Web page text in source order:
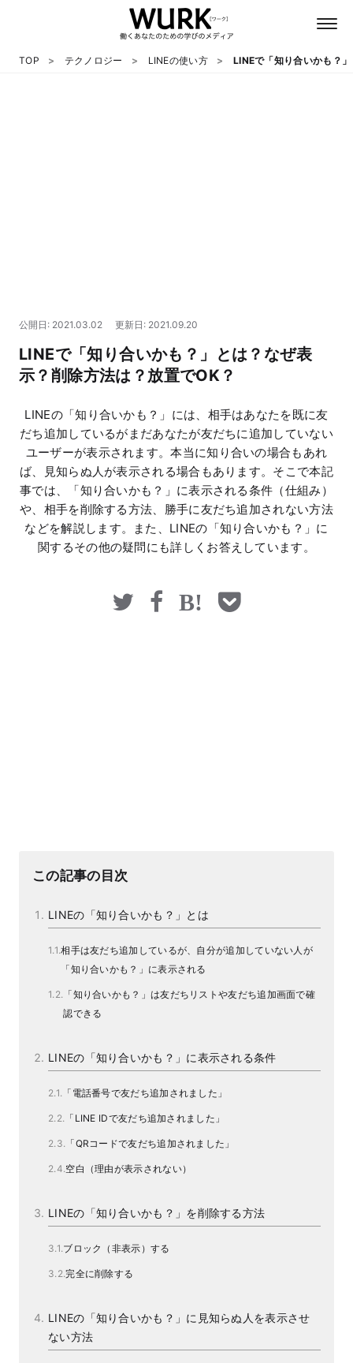
マネー
TOP テクノロジー LINEの使い方 LINEで「知り合いかも？
公開日: 2021.03.02 更新日: 2021.09.20
LINEで「知り合いかも？」とは？なぜ表
示？削除方法は？放置でOK？
LINEの「知り合いかも？」には、相手はあなたを既に友
だち追加しているがまだあなたが友だちに追加していない
ユーザーが表示されます。本当に知り合いの場合もあれ
ば、見知らぬ人が表示される場合もあります。そこで本記
事では、「知り合いかも？」に表示される条件（仕組み）
や、相手を削除する方法、勝手に友だち追加されない方法
などを解説します。また、LINEの「知り合いかも？」に
関するその他の疑問にも詳しくお答えしています。
この記事の目次
LINEの「知り合いかも？」とは
相手は友だち追加しているが、自分が追加していない人が
「知り合いかも？」に表示される
「知り合いかも？」は友だちリストや友だち追加画面で確
認できる
LINEの「知り合いかも？」に表示される条件
「電話番号で友だち追加されました」
「LINE IDで友だち追加されました」
「QRコードで友だち追加されました」
空白（理由が表示されない）
LINEの「知り合いかも？」を削除する方法
ブロック（非表示）する
完全に削除する
LINEの「知り合いかも？」に見知らぬ人を表示させ
ない方法